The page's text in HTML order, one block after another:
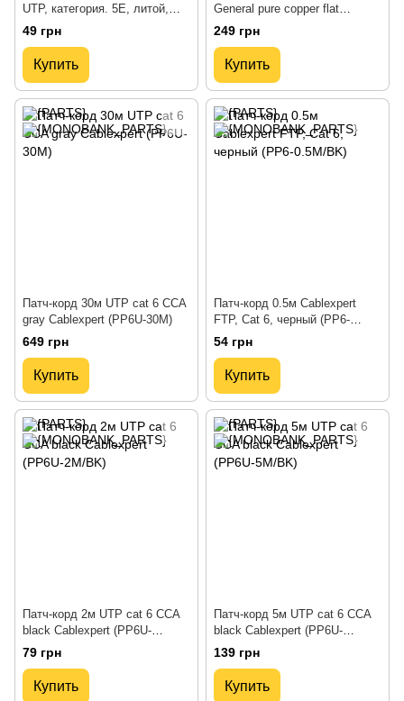
UTP, категория. 5E, литой,
черный (PP12-1.5M/BK)
49 грн
Купить
General pure copper flat
network cable Black
(6931474780713)
249 грн
Купить
Патч-корд 30м UTP cat 6 CCA
gray Cablexpert (PP6U-30M)
649 грн
Купить
Патч-корд 0.5м Cablexpert
FTP, Cat 6, черный (PP6-
0.5M/BK)
54 грн
Купить
Патч-корд 2м UTP cat 6 CCA
black Cablexpert (PP6U-
2M/BK)
79 грн
Купить
Патч-корд 5м UTP cat 6 CCA
black Cablexpert (PP6U-
5M/BK)
139 грн
Купить